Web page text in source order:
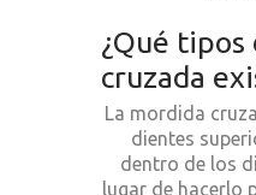
¿Qué tipos
cruzada
La mordida
dientes
dentro de los
lugar de hacerlo